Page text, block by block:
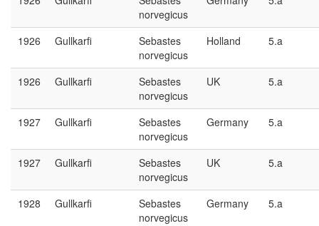
norvegicus
1926 Gullkarfi
Sebastes
norvegicus
Holland 5.a
1926 Gullkarfi
Sebastes
norvegicus
UK 5.a
1927 Gullkarfi
Sebastes
norvegicus
Germany 5.a
1927 Gullkarfi
Sebastes
norvegicus
UK 5.a
1928 Gullkarfi
Sebastes
norvegicus
Germany 5.a